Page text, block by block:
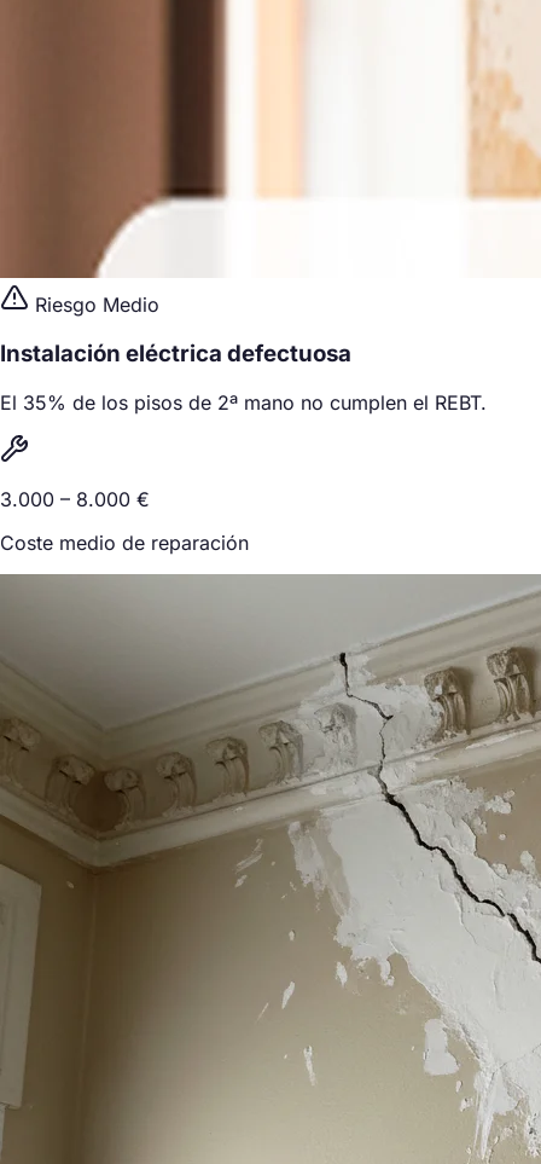
Riesgo Medio
Instalación eléctrica defectuosa
El 35% de los pisos de 2ª mano no cumplen el REBT.
3.000 – 8.000 €
Coste medio de reparación